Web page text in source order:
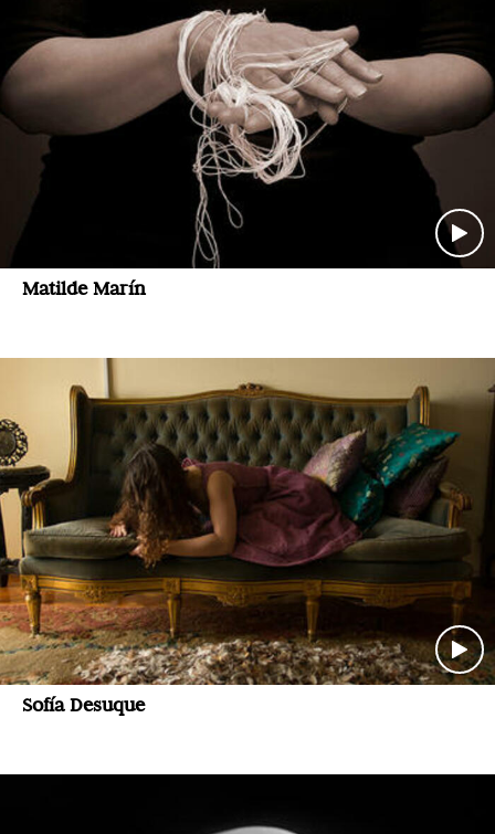
Matilde Marín
Sofía Desuque